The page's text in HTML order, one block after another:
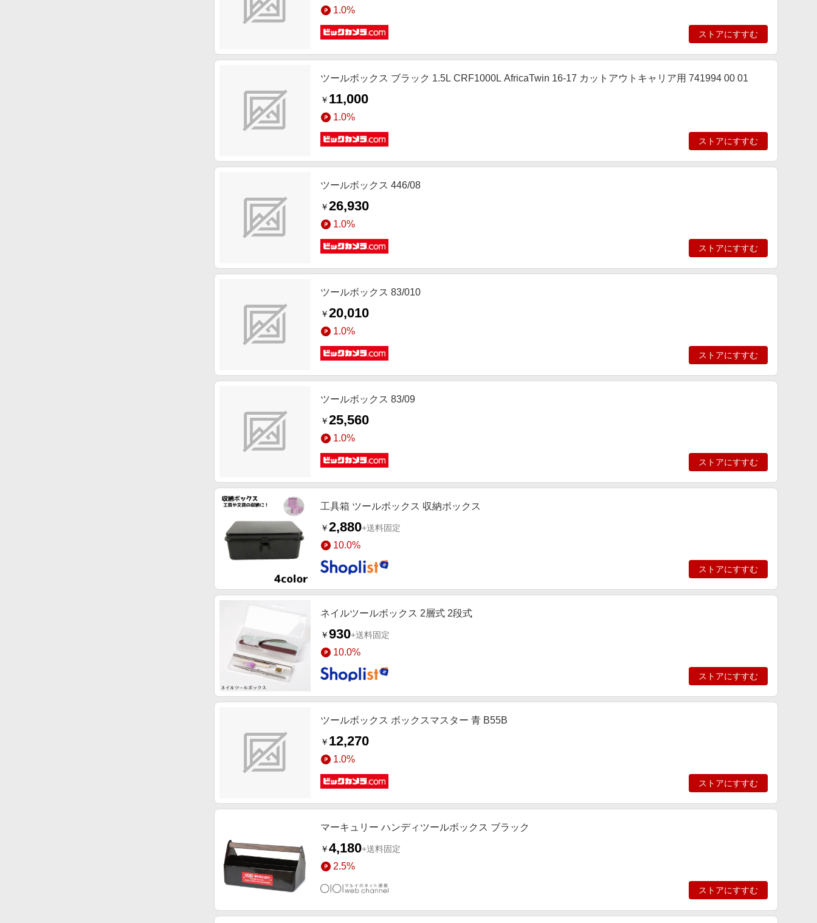
1.0%
ストアにすすむ
ツールボックス ブラック 1.5L CRF1000L AfricaTwin 16-17 カットアウトキャリア用 741994 00 01
￥ 11,000
1.0%
ストアにすすむ
ツールボックス 446/08
￥26,930
1.0%
ストアにすすむ
ツールボックス 83/010
￥20,010
1.0%
ストアにすすむ
ツールボックス 83/09
￥25,560
1.0%
ストアにすすむ
工具箱 ツールボックス 収納ボックス
￥2,880+送料固定
10.0%
ストアにすすむ
ネイルツールボックス 2層式 2段式
￥930+送料固定
10.0%
ストアにすすむ
ツールボックス ボックスマスター 青 B55B
￥ 12,270
1.0%
ストアにすすむ
マーキュリー ハンディツールボックス ブラック
￥4,180+送料固定
2.5%
ストアにすすむ